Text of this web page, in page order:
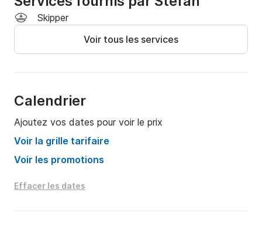
Skipper
Voir tous les services
Calendrier
Ajoutez vos dates pour voir le prix
Voir la grille tarifaire
Voir les promotions
Effacer les dates